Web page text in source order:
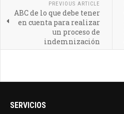
PREVIOUS ARTICLE
ABC de lo que debe tener
en cuenta para realizar
un proceso de
indemnización
SERVICIOS